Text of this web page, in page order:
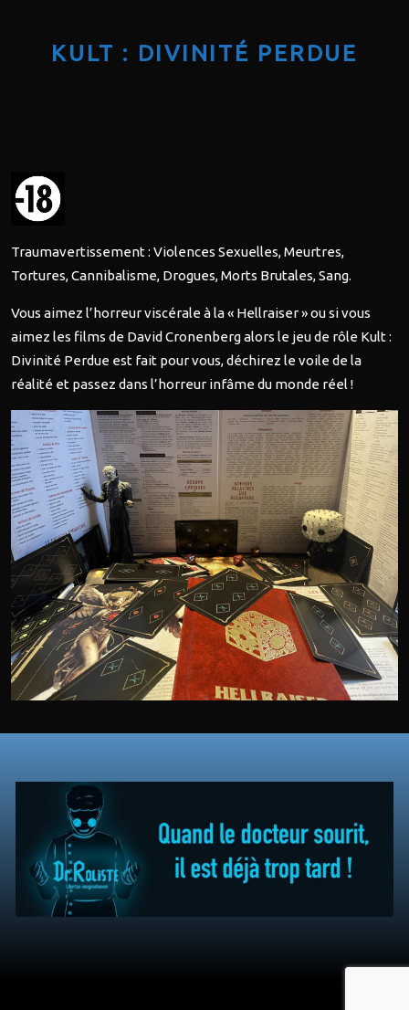
KULT : DIVINITÉ PERDUE
Traumavertissement : Violences Sexuelles, Meurtres,
Tortures, Cannibalisme, Drogues, Morts Brutales, Sang.
Vous aimez l’horreur viscérale à la « Hellraiser » ou si vous
aimez les films de David Cronenberg alors le jeu de rôle Kult :
Divinité Perdue est fait pour vous, déchirez le voile de la
réalité et passez dans l’horreur infâme du monde réel !